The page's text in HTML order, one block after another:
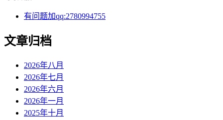
有问题加qq:2780994755
文章归档
2026年八月
2026年七月
2026年六月
2026年一月
2025年十月